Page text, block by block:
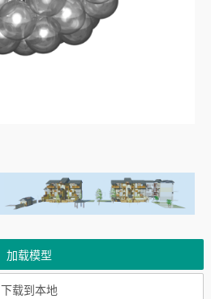
加载模型
下载到本地